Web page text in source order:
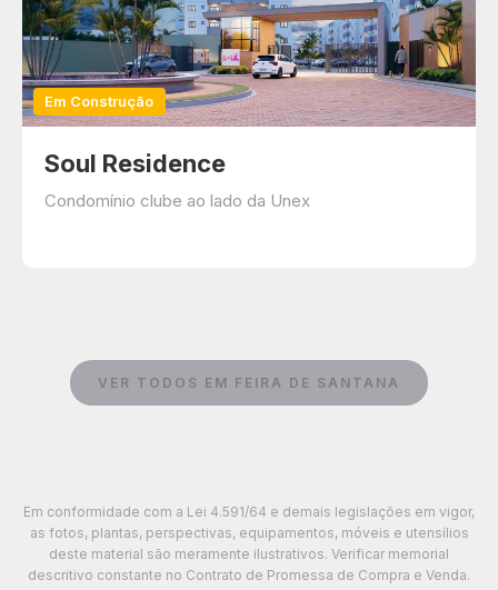
Em Construção
Soul Residence
Condomínio clube ao lado da Unex
VER TODOS EM FEIRA DE SANTANA
Em conformidade com a Lei 4.591/64 e demais legislações em vigor,
as fotos, plantas, perspectivas, equipamentos, móveis e utensílios
deste material são meramente ilustrativos. Verificar memorial
descritivo constante no Contrato de Promessa de Compra e Venda.